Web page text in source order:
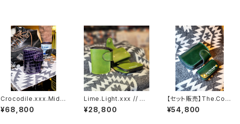
Crocodile.xxx.Midni
ght'Purple.Edition//
JACK.RIDE.SSW
¥68,800
Lime.Light.xxx // JA
CK.RIDE.SSW
¥28,800
【セット販売】The.Cord
ovan.xxx.Green.Edit
ion// JACK.RIDE.SS
¥54,800